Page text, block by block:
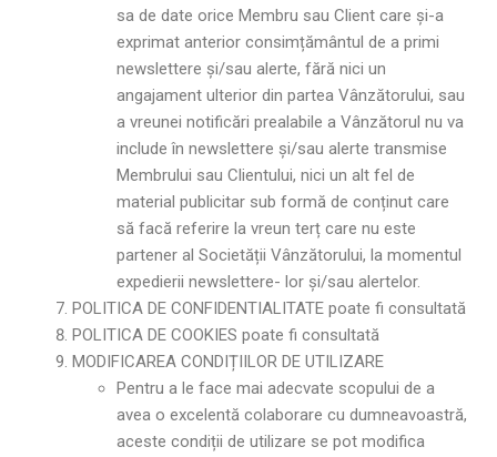
sa de date orice Membru sau Client care și-a
exprimat anterior consimțământul de a primi
newslettere și/sau alerte, fără nici un
angajament ulterior din partea Vânzătorului, sau
a vreunei notificări prealabile a Vânzătorul nu va
include în newslettere și/sau alerte transmise
Membrului sau Clientului, nici un alt fel de
material publicitar sub formă de conținut care
să facă referire la vreun terț care nu este
partener al Societății Vânzătorului, la momentul
expedierii newslettere- lor și/sau alertelor.
POLITICA DE CONFIDENTIALITATE poate fi consultată
POLITICA DE COOKIES poate fi consultată
MODIFICAREA CONDIȚIILOR DE UTILIZARE
Pentru a le face mai adecvate scopului de a
avea o excelentă colaborare cu dumneavoastră,
aceste condiții de utilizare se pot modifica